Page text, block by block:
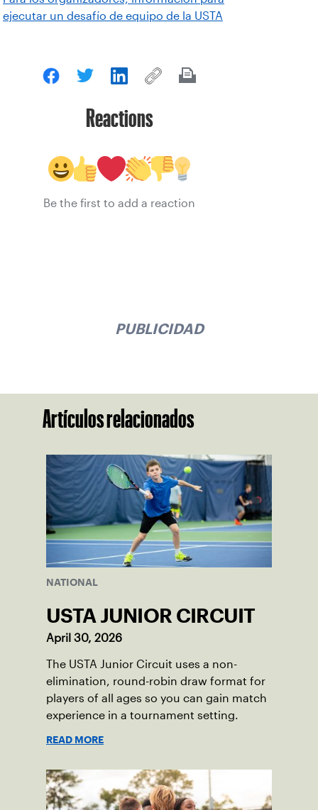
ejecutar un desafío de equipo de la USTA
Reactions
Be the first to add a reaction
PUBLICIDAD
Artículos relacionados
NATIONAL
USTA JUNIOR CIRCUIT
April 30, 2026
The USTA Junior Circuit uses a non-
elimination, round-robin draw format for
players of all ages so you can gain match
experience in a tournament setting.
READ MORE